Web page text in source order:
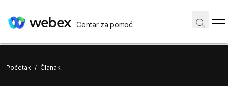
Centar za pomoć
Početak / Članak